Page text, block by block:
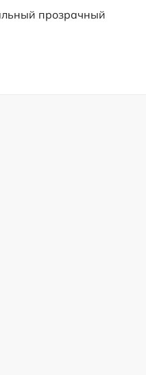
прозрачный